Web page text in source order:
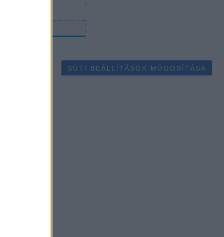
SÜTI BEÁLLÍTÁSOK MÓDOSÍTÁSA